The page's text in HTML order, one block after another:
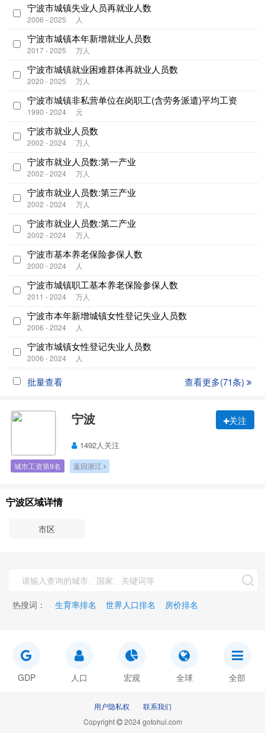
宁波市城镇失业人员再就业人数
2006 - 2025 人
宁波市城镇本年新增就业人员数
2017 - 2025 万人
宁波市城镇就业困难群体再就业人员数
2020 - 2025 万人
宁波市城镇非私营单位在岗职工(含劳务派遣)平均工资
1990 - 2024 元
宁波市就业人员数
2002 - 2024 万人
宁波市就业人员数:第一产业
2002 - 2024 万人
宁波市就业人员数:第三产业
2002 - 2024 万人
宁波市就业人员数:第二产业
2002 - 2024 万人
宁波市基本养老保险参保人数
2000 - 2024 人
宁波市城镇职工基本养老保险参保人数
2011 - 2024 万人
宁波市本年新增城镇女性登记失业人员数
2006 - 2024 人
宁波市城镇女性登记失业人员数
2006 - 2024 人
批量查看 查看更多(71条)
宁波 关注
1492人关注
城市工资第9名 返回浙江
宁波区域详情
市区
热搜词： 生育率排名 世界人口排名 房价排名
GDP 人口 宏观 全球 全部
用户隐私权
联系我们
Copyright
2024 gotohui.com